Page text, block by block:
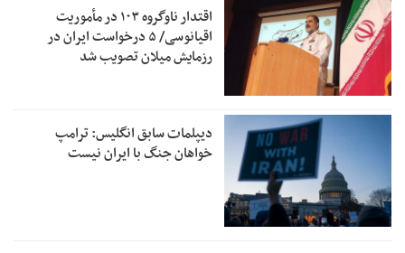
اقتدار ناوگروه ۱۰۳ در مأموریت‌
اقیانوسی/ ۵ درخواست ایران در
رزمایش میلان تصویب شد
دیپلمات سابق انگلیس:‌ ترامپ
خواهان جنگ با ایران نیست